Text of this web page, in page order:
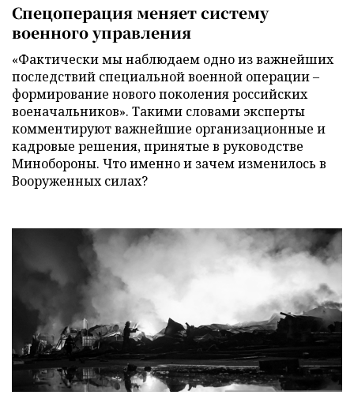
Спецоперация меняет систему
военного управления
«Фактически мы наблюдаем одно из важнейших
последствий специальной военной операции –
формирование нового поколения российских
военачальников». Такими словами эксперты
комментируют важнейшие организационные и
кадровые решения, принятые в руководстве
Минобороны. Что именно и зачем изменилось в
Вооруженных силах?